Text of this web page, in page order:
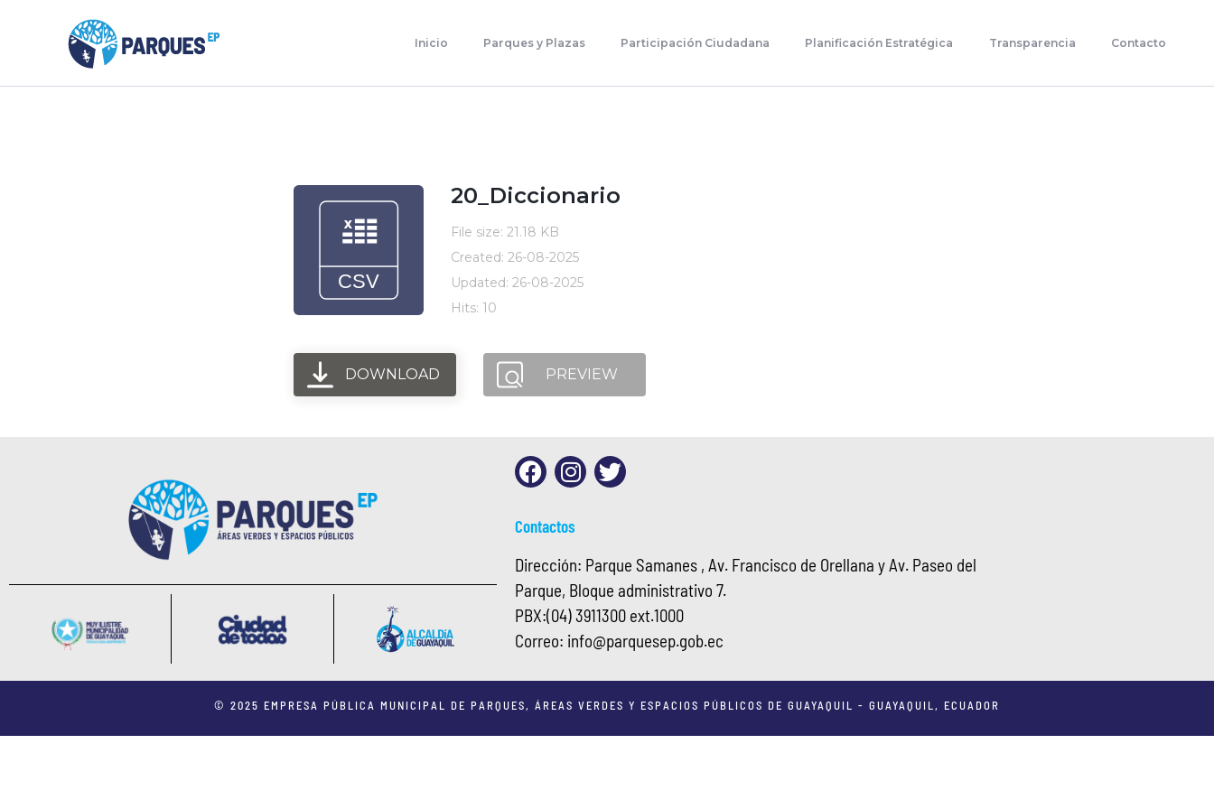
Inicio Parques y Plazas Participación Ciudadana Planificación Estratégica Transparencia Contacto
Parques Y Plazas
Planificación Estratégica
20_Diccionario
File size: 21.18 KB
Created: 26-08-2025
Updated: 26-08-2025
Hits: 10
DOWNLOAD PREVIEW
Contactos
Dirección: Parque Samanes , Av. Francisco de Orellana y Av. Paseo del
Parque, Bloque administrativo 7.
PBX:(04) 3911300 ext.1000
Correo: info@parquesep.gob.ec
© 2025 EMPRESA PÚBLICA MUNICIPAL DE PARQUES, ÁREAS VERDES Y ESPACIOS PÚBLICOS DE GUAYAQUIL - GUAYAQUIL, ECUADOR